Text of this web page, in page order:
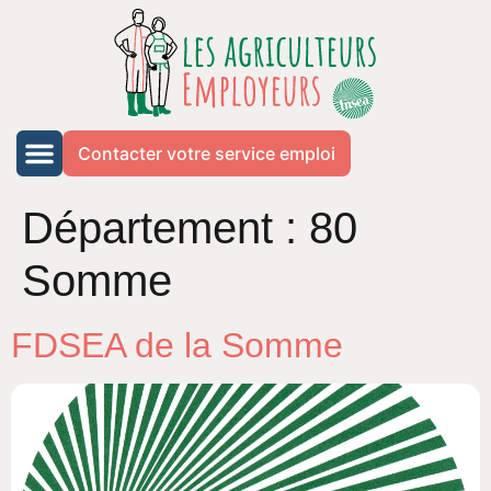
Contacter votre service emploi
Département : 80
Somme
FDSEA de la Somme